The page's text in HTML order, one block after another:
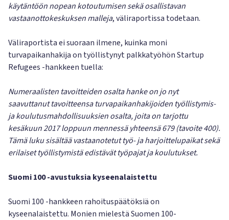
käytäntöön nopean kotoutumisen sekä osallistavan
vastaanottokeskuksen malleja, väliraportissa todetaan.
Väliraportista ei suoraan ilmene, kuinka moni
turvapaikanhakija on työllistynyt palkkatyöhön Startup
Refugees -hankkeen tuella:
Numeraalisten tavoitteiden osalta hanke on jo nyt
saavuttanut tavoitteensa turvapaikanhakijoiden työllistymis-
ja koulutusmahdollisuuksien osalta, joita on tarjottu
kesäkuun 2017 loppuun mennessä yhteensä 679 (tavoite 400).
Tämä luku sisältää vastaanotetut työ- ja harjoittelupaikat sekä
erilaiset työllistymistä edistävät työpajat ja koulutukset.
Suomi 100 -avustuksia kyseenalaistettu
Suomi 100 -hankkeen rahoituspäätöksiä on
kyseenalaistettu. Monien mielestä Suomen 100-